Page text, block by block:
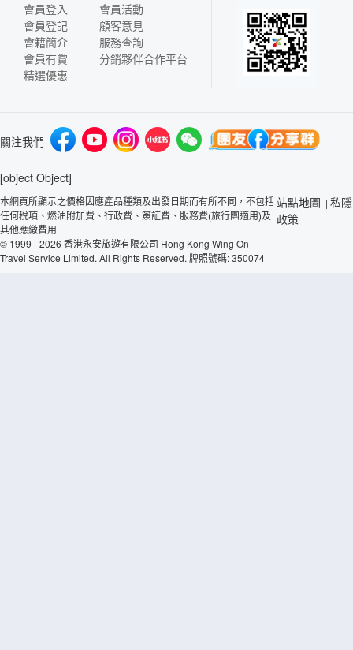
會員登入
會員登記
會籍簡介
會員有賞
精選優惠
會員活動
顧客意見
服務查詢
分銷夥伴合作平台
關注我們
[object Object]
本網頁所顯示之價格因應產品種類及出發日期而有所不同，不包括
任何稅項、燃油附加費、行政費、簽証費、服務費(旅行團適用)及
其他應繳費用
© 1999 - 2026 香港永安旅遊有限公司 Hong Kong Wing On
Travel Service Limited. All Rights Reserved. 牌照號碼: 350074
站點地圖 | 私隱
政策